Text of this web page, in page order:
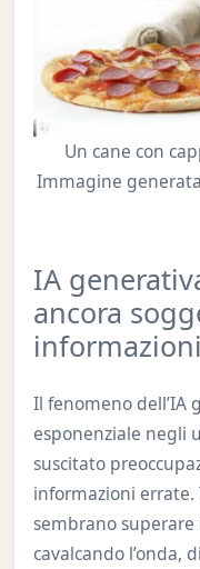
Un cane con
Immagine
IA
ancora
Il fenomeno dell’IA
esponenziale negli
suscitato
informazioni
sembrano superare
cavalcando l’onda,